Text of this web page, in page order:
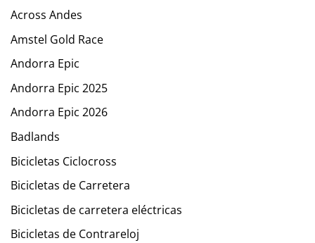
Across Andes
Amstel Gold Race
Andorra Epic
Andorra Epic 2025
Andorra Epic 2026
Badlands
Bicicletas Ciclocross
Bicicletas de Carretera
Bicicletas de carretera eléctricas
Bicicletas de Contrareloj